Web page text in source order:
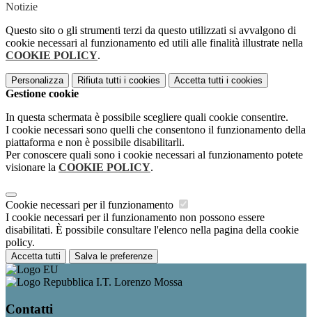
Notizie
Questo sito o gli strumenti terzi da questo utilizzati si avvalgono di
cookie necessari al funzionamento ed utili alle finalità illustrate nella
COOKIE POLICY.
Personalizza Rifiuta tutti i cookies Accetta tutti i cookies
Gestione cookie
In questa schermata è possibile scegliere quali cookie consentire.
I cookie necessari sono quelli che consentono il funzionamento della
piattaforma e non è possibile disabilitarli.
Per conoscere quali sono i cookie necessari al funzionamento potete
visionare la COOKIE POLICY.
Cookie necessari per il funzionamento
I cookie necessari per il funzionamento non possono essere
disabilitati. È possibile consultare l'elenco nella pagina della cookie
policy.
Accetta tutti Salva le preferenze
I.T. Lorenzo Mossa
Contatti